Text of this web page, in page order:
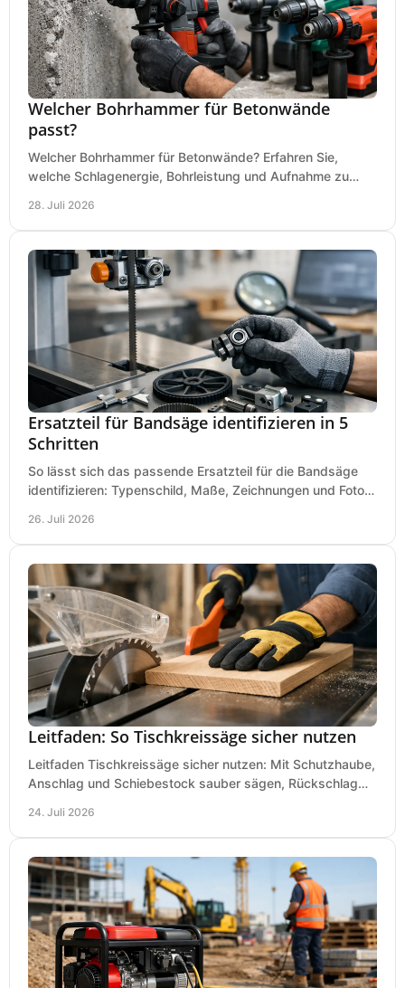
Welcher Bohrhammer für Betonwände
passt?
Welcher Bohrhammer für Betonwände? Erfahren Sie,
welche Schlagenergie, Bohrleistung und Aufnahme zu
28. Juli 2026
Ersatzteil für Bandsäge identifizieren in 5
Schritten
So lässt sich das passende Ersatzteil für die Bandsäge
identifizieren: Typenschild, Maße, Zeichnungen und Fotos
26. Juli 2026
Leitfaden: So Tischkreissäge sicher nutzen
Leitfaden Tischkreissäge sicher nutzen: Mit Schutzhaube,
Anschlag und Schiebestock sauber sägen, Rückschlag
24. Juli 2026